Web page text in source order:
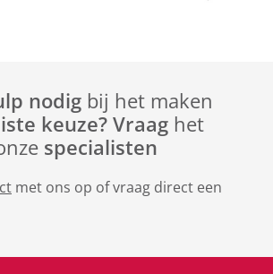
nodig bij het maken
keuze? Vraag het
specialisten
met ons op of vraag direct een